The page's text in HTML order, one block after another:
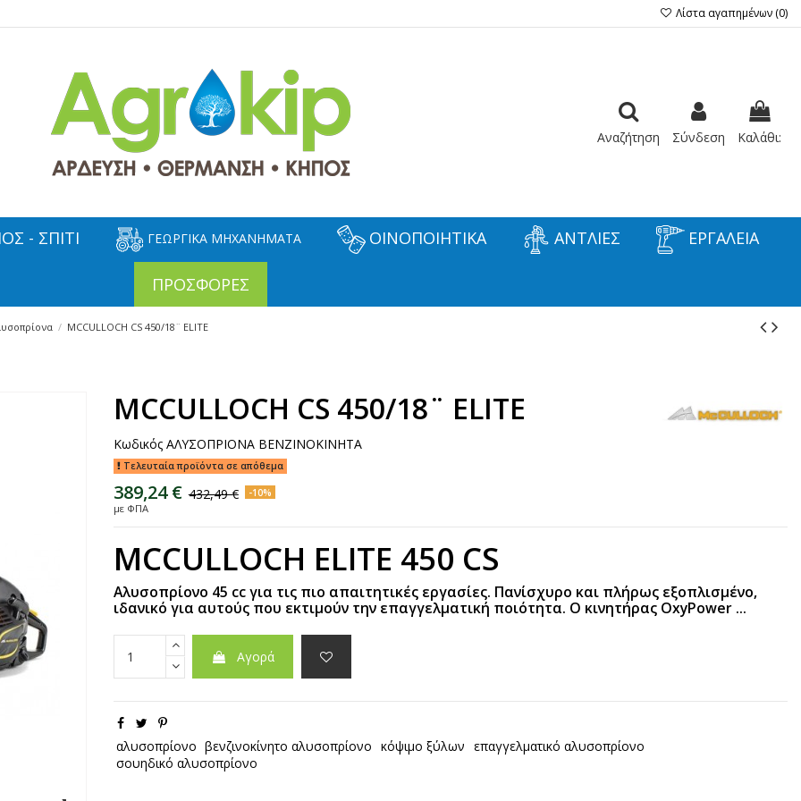
Λίστα αγαπημένων (0)
Αναζήτηση Σύνδεση Καλάθι:
- ΣΠΙΤΙ ΓΕΩΡΓΙΚΑ ΜΗΧΑΝΗΜΑΤΑ ΟΙΝΟΠΟΙΗΤΙΚΑ ΑΝΤΛΙΕΣ ΕΡΓΑΛΕΙΑ
ΠΡΟΣΦΟΡΕΣ
MCCULLOCH CS 450/18¨ ELITE
MCCULLOCH CS 450/18¨ ELITE
Κωδικός ΑΛΥΣΟΠΡΙΟΝΑ ΒΕΝΖΙΝΟΚΙΝΗΤΑ
Τελευταία προϊόντα σε απόθεμα
389,24 € 432,49 € -10%
με ΦΠΑ
MCCULLOCH ELITE 450 CS
Αλυσοπρίονο 45 cc για τις πιο απαιτητικές εργασίες. Πανίσχυρο και πλήρως εξοπλισμένο,
ιδανικό για αυτούς που εκτιμούν την επαγγελματική ποιότητα. Ο κινητήρας OxyPower ...
Αγορά
αλυσοπρίονο βενζινοκίνητο αλυσοπρίονο κόψιμο ξύλων επαγγελματικό αλυσοπρίονο
σουηδικό αλυσοπρίονο